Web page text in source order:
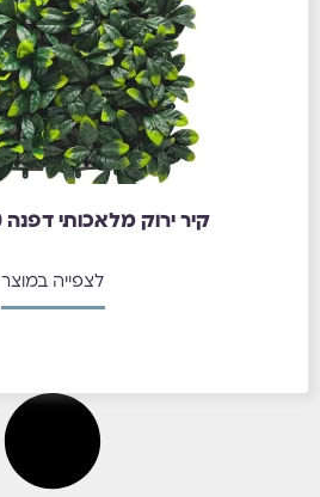
קיר ירוק מלאכותי דפנה 50X50 ס"מ
לצפייה במוצר